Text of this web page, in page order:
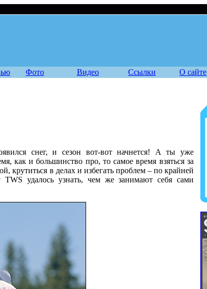
Фото Видео Ссылки О сайте
снег, и сезон вот-вот начнется! А ты уже
как и большинство про, то самое время взяться за
крутиться в делах и избегать проблем – по крайней
удалось узнать, чем же занимают себя сами